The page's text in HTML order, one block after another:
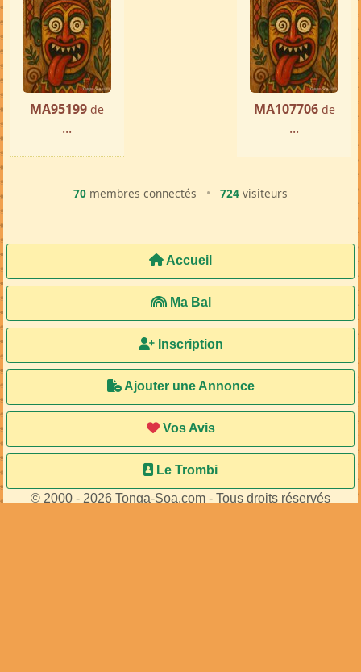
MA95199 de
...
MA107706 de
...
70 membres connectés • 724 visiteurs
Accueil
Ma Bal
Inscription
Ajouter une Annonce
Vos Avis
Le Trombi
© 2000 - 2026 Tonga-Soa.com - Tous droits réservés